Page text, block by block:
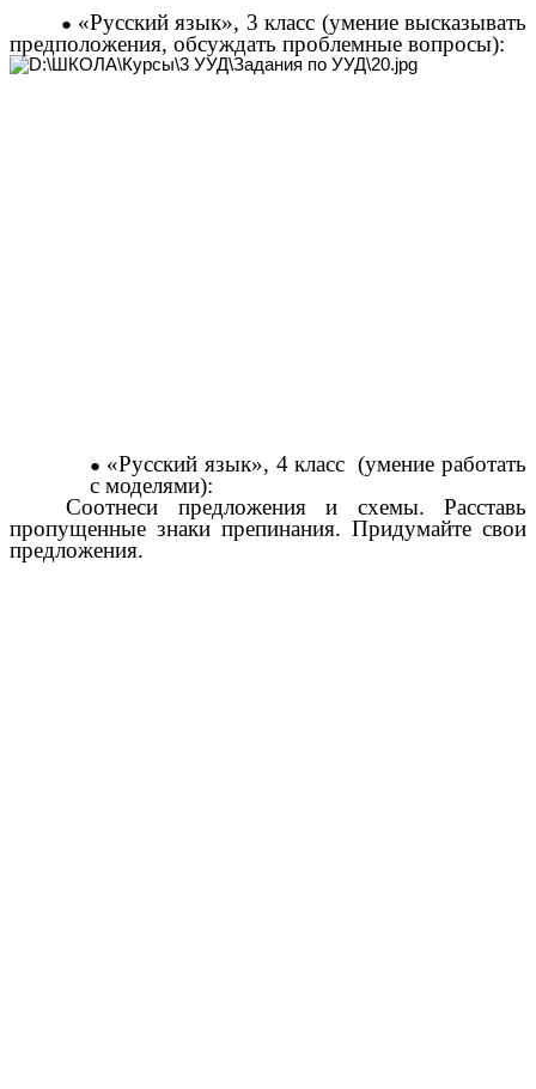
«Русский язык», 3 класс (умение высказывать
предположения, обсуждать проблемные вопросы):
«Русский язык», 4 класс (умение работать
с моделями):
Соотнеси предложения и схемы. Расставь
пропущенные знаки препинания. Придумайте свои
предложения.